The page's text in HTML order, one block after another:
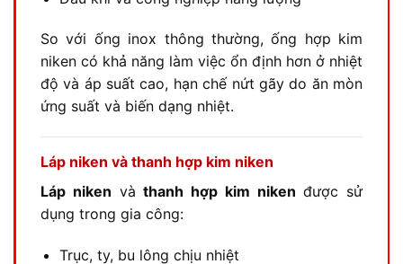
So với ống inox thông thường, ống hợp kim
niken có khả năng làm việc ổn định hơn ở nhiệt
độ và áp suất cao, hạn chế nứt gãy do ăn mòn
ứng suất và biến dạng nhiệt.
Láp niken và thanh hợp kim niken
Láp niken vàthanh hợp kim niken được sử
dụng trong gia công:
Trục, ty, bu lông chịu nhiệt